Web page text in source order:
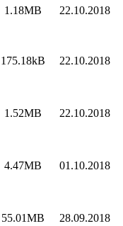
1.18MB 22.10.2018
175.18kB 22.10.2018
1.52MB 22.10.2018
4.47MB 01.10.2018
55.01MB 28.09.2018